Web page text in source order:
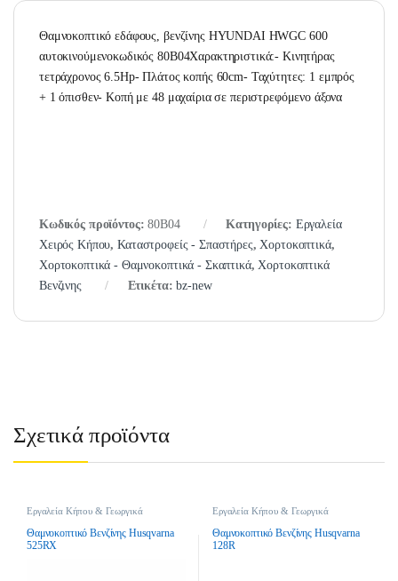
Θαμνοκοπτικό εδάφους, βενζίνης HYUNDAI HWGC 600
αυτοκινούμενοκωδικός 80B04Χαρακτηριστικά:- Κινητήρας
τετράχρονος 6.5Hp- Πλάτος κοπής 60cm- Ταχύτητες: 1 εμπρός
+ 1 όπισθεν- Κοπή με 48 μαχαίρια σε περιστρεφόμενο άξονα
Κωδικός προϊόντος:80B04 Κατηγορίες: Εργαλεία
Χειρός Κήπου,Καταστροφείς - Σπαστήρες,Χορτοκοπτικά,
Χορτοκοπτικά - Θαμνοκοπτικά - Σκαπτικά,Χορτοκοπτικά
Βενζινης
Ετικέτα:bz-new
Σχετικά προϊόντα
Εργαλεία Κήπου & Γεωργικά
Χορτοκοπτικά Βενζινης
Θαμνοκοπτικό Βενζίνης Husqvarna
525RX
Εργαλεία Κήπου & Γεωργικά
Χορτοκοπτικά Βενζινης
Θαμνοκοπτικό Βενζίνης Husqvarna
128R